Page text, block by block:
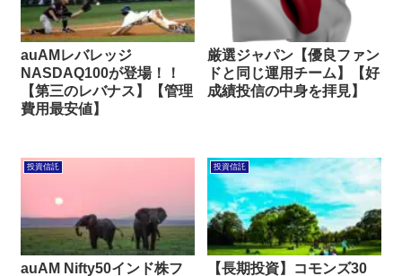
auAMレバレッジ
NASDAQ100が登場！！
【第三のレバナス】【管理
費用最安値】
厳選ジャパン【優良ファン
ドと同じ運用チーム】【好
成績投信の中身を拝見】
投資信託
auAM Nifty50インド株フ
投資信託
【長期投資】コモンズ30